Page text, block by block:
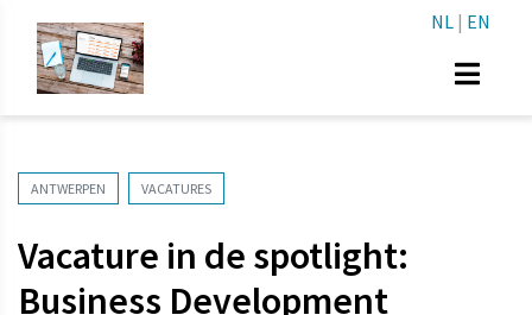
NL | EN
ANTWERPEN VACATURES
Vacature in de spotlight:
Business Development